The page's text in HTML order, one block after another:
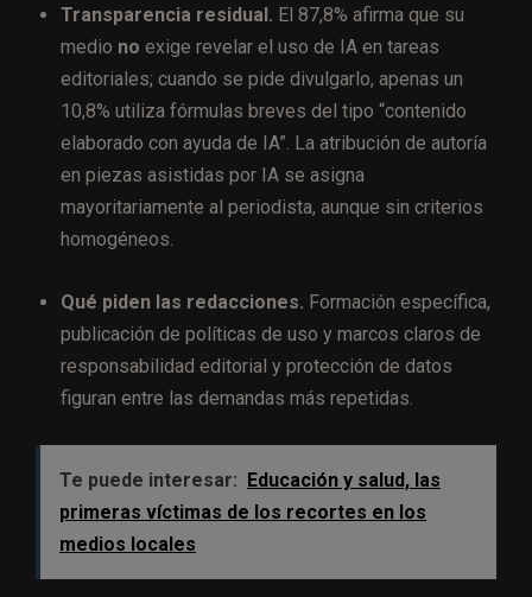
Transparencia residual. El 87,8% afirma que su
medio no exige revelar el uso de IA en tareas
editoriales; cuando se pide divulgarlo, apenas un
10,8% utiliza fórmulas breves del tipo “contenido
elaborado con ayuda de IA”. La atribución de autoría
en piezas asistidas por IA se asigna
mayoritariamente al periodista, aunque sin criterios
homogéneos.
Qué piden las redacciones. Formación específica,
publicación de políticas de uso y marcos claros de
responsabilidad editorial y protección de datos
figuran entre las demandas más repetidas.
Te puede interesar:
Educación y salud, las
primeras víctimas de los recortes en los
medios locales